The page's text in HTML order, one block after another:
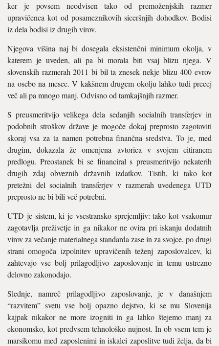
ker je povsem neodvisen tako od premoženjskih razmer
upravičenca kot od posameznikovih siceršnjih dohodkov. Bodisi
iz dela bodisi iz drugih virov.
Njegova višina naj bi dosegala eksistenčni minimum okolja, v
katerem je uveden, ali pa bi morala biti vsaj blizu njega. V
slovenskih razmerah 2011 bi bil ta znesek nekje blizu 400 evrov
na osebo na mesec. V kakšnem drugem okolju lahko tudi precej
več ali pa mnogo manj. Odvisno od tamkajšnjih razmer.
S preusmeritvijo velikega dela sedanjih socialnih transferjev in
podobnih stroškov države je mogoče dokaj preprosto zagotoviti
skoraj vsa za ta namen potrebna finančna sredstva. To je, med
drugim, dokazala že omenjena avtorica v svojem citiranem
predlogu. Preostanek bi se financiral s preusmeritvijo nekaterih
drugih zdaj obveznih državnih izdatkov. Tistih, ki tako kot
pretežni del socialnih transferjev v razmerah uvedenega UTD
preprosto ne bi bili več potrebni.
UTD je sistem, ki je vsestransko sprejemljiv: tako kot vsakomur
zagotavlja preživetje in ga nikakor ne ovira pri iskanju dodatnih
virov za večanje materialnega standarda zase in za svojce, po drugi
strani omogoča izpolnitev upravičenih teženj zaposlovalcev, ki
zahtevajo vse bolj prilagodljivo zaposlovanje in temu ustrezno
delovno zakonodajo.
Slednje, namreč prilagodljivo zaposlovanje, je v današnjem
“razvitem” svetu vse bolj opazno dejstvo, ki se mu Slovenija
kajpak nikakor ne more izogniti in ga lahko štejemo manj za
ekonomsko, kot predvsem tehnološko nujnost. In ob vsem tem je
marsikomu med zaposlenimi in iskalci zaposlitve tudi želja, da bi